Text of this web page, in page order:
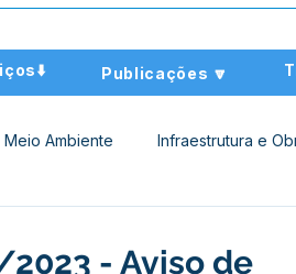
Publicações 🔽
Ambiente Infraestrutura e
2023 - Aviso de